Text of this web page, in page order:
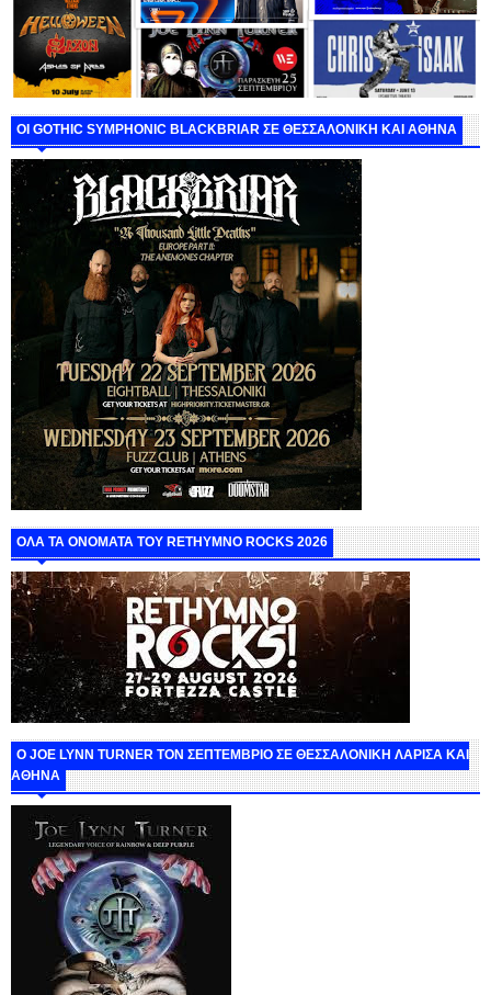
ΟΙ GOTHIC SYMPHONIC BLACKBRIAR ΣΕ ΘΕΣΣΑΛΟΝΙΚΗ ΚΑΙ ΑΘΗΝΑ
ΟΛΑ ΤΑ ΟΝΟΜΑΤΑ ΤΟΥ RETHYMNO ROCKS 2026
O JOE LYNN TURNER ΤΟΝ ΣΕΠΤΕΜΒΡΙΟ ΣΕ ΘΕΣΣΑΛΟΝΙΚΗ ΛΑΡΙΣΑ ΚΑΙ
ΑΘΗΝΑ